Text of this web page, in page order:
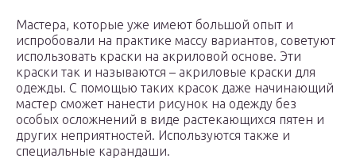
Мастера, которые уже имеют большой опыт и
испробовали на практике массу вариантов, советуют
использовать краски на акриловой основе. Эти
краски так и называются – акриловые краски для
одежды. С помощью таких красок даже начинающий
мастер сможет нанести рисунок на одежду без
особых осложнений в виде растекающихся пятен и
других неприятностей. Используются также и
специальные карандаши.